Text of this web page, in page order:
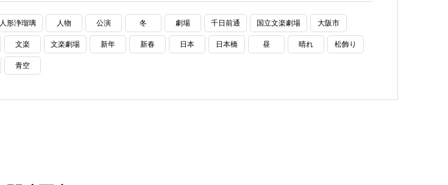
人形浄瑠璃 人物 公演 冬 劇場 千日前通 国立文楽劇場 大阪市
文楽 文楽劇場 新年 新春 日本 日本橋 昼 晴れ 松飾り
青空